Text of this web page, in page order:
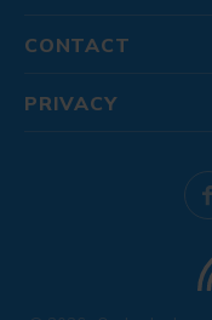
CONTACT
PRIVACY